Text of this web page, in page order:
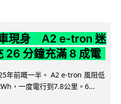
現身 A2 e-tron 迷
分鐘充滿 8 成電
年前嘅一半。 A2 e-tron 風阻低
，一度電行到7.8公里。6...